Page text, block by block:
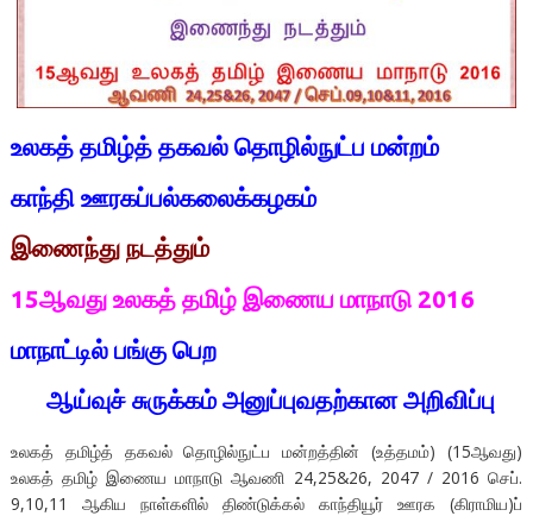
உலகத் தமிழ்த் தகவல் தொழில்நுட்ப மன்றம்
காந்தி ஊரகப்பல்கலைக்கழகம்
இணைந்து நடத்தும்
15ஆவது உலகத் தமிழ் இணைய மாநாடு 2016
மாநாட்டில் பங்கு பெற
ஆய்வுச் சுருக்கம் அனுப்புவதற்கான அறிவிப்பு
உலகத் தமிழ்த் தகவல் தொழில்நுட்ப மன்றத்தின் (உத்தமம்) (15ஆவது)
உலகத் தமிழ் இணைய மாநாடு ஆவணி 24,25&26, 2047 / 2016 செப்.
9,10,11 ஆகிய நாள்களில் திண்டுக்கல் காந்தியூர் ஊரக (கிராமிய)ப்